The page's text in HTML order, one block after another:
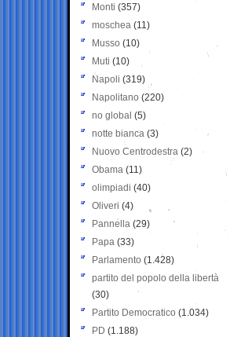
Monti (357)
moschea (11)
Musso (10)
Muti (10)
Napoli (319)
Napolitano (220)
no global (5)
notte bianca (3)
Nuovo Centrodestra (2)
Obama (11)
olimpiadi (40)
Oliveri (4)
Pannella (29)
Papa (33)
Parlamento (1.428)
partito del popolo della libertà
(30)
Partito Democratico (1.034)
PD (1.188)